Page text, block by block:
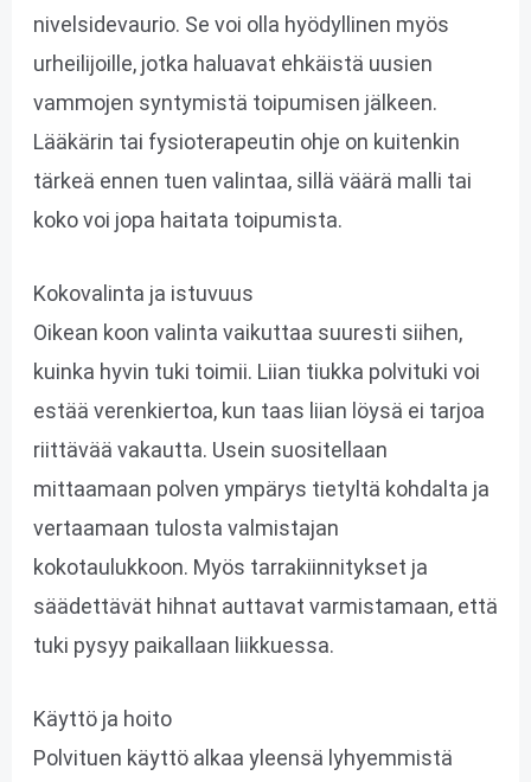
nivelsidevaurio. Se voi olla hyödyllinen myös
urheilijoille, jotka haluavat ehkäistä uusien
vammojen syntymistä toipumisen jälkeen.
Lääkärin tai fysioterapeutin ohje on kuitenkin
tärkeä ennen tuen valintaa, sillä väärä malli tai
koko voi jopa haitata toipumista.
Kokovalinta ja istuvuus
Oikean koon valinta vaikuttaa suuresti siihen,
kuinka hyvin tuki toimii. Liian tiukka polvituki voi
estää verenkiertoa, kun taas liian löysä ei tarjoa
riittävää vakautta. Usein suositellaan
mittaamaan polven ympärys tietyltä kohdalta ja
vertaamaan tulosta valmistajan
kokotaulukkoon. Myös tarrakiinnitykset ja
säädettävät hihnat auttavat varmistamaan, että
tuki pysyy paikallaan liikkuessa.
Käyttö ja hoito
Polvituen käyttö alkaa yleensä lyhyemmistä